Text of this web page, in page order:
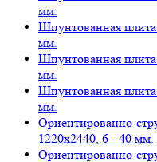
мм.
Шпунтованная
мм.
Шпунтованная
мм.
Шпунтованная
мм.
Ориентированно-
1220х2440, 6 - 40 мм.
Ориентированно-